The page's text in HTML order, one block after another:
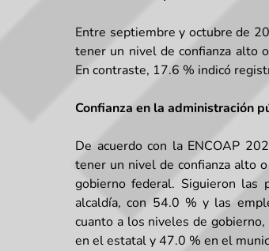
Entre septiembre y octubre de
tener un nivel de confianza alto
En contraste, 17.6 % indicó
Confianza en la administración
De acuerdo con la ENCOAP
tener un nivel de confianza alto
gobierno federal. Siguieron las
alcaldía, con 54.0 % y las
cuanto a los niveles de
en el estatal y 47.0 % en el